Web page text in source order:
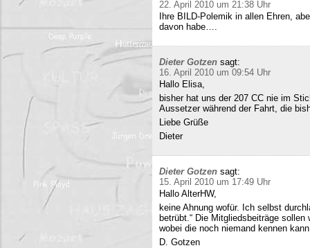
22. April 2010 um 21:38 Uhr
Ihre BILD-Polemik in allen Ehren,
davon habe….
Dieter Gotzen sagt:
16. April 2010 um 09:54 Uhr
Hallo Elisa,
bisher hat uns der 207 CC nie im
Aussetzer während der Fahrt, die
Liebe Grüße
Dieter
Dieter Gotzen sagt:
15. April 2010 um 17:49 Uhr
Hallo AlterHW,
keine Ahnung wofür. Ich selbst
betrübt.“ Die Mitgliedsbeiträge
wobei die noch niemand kennen
D. Gotzen